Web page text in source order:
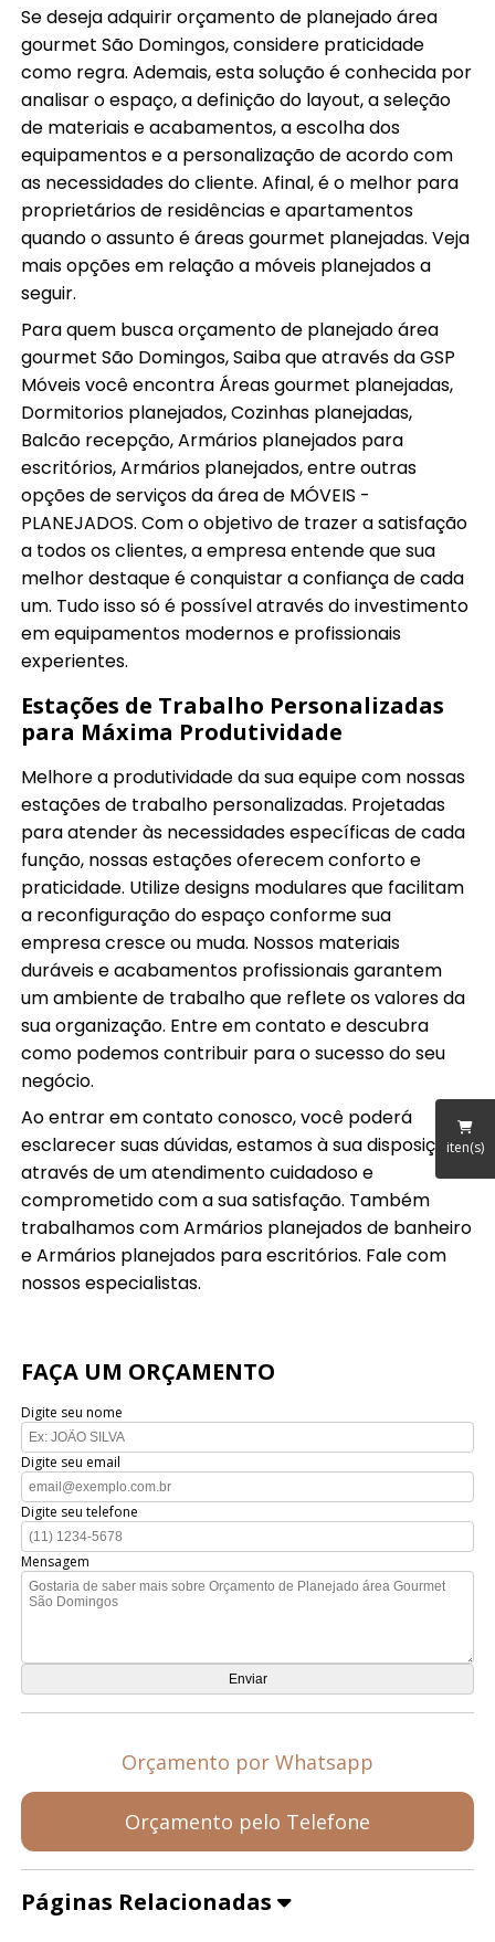
iten(s)
Se deseja adquirir orçamento de planejado área
gourmet São Domingos, considere praticidade
como regra. Ademais, esta solução é conhecida por
analisar o espaço, a definição do layout, a seleção
de materiais e acabamentos, a escolha dos
equipamentos e a personalização de acordo com
as necessidades do cliente. Afinal, é o melhor para
proprietários de residências e apartamentos
quando o assunto é áreas gourmet planejadas. Veja
mais opções em relação a móveis planejados a
seguir.
Para quem busca orçamento de planejado área
gourmet São Domingos, Saiba que através da GSP
Móveis você encontra Áreas gourmet planejadas,
Dormitorios planejados, Cozinhas planejadas,
Balcão recepção, Armários planejados para
escritórios, Armários planejados, entre outras
opções de serviços da área de MÓVEIS -
PLANEJADOS. Com o objetivo de trazer a satisfação
a todos os clientes, a empresa entende que sua
melhor destaque é conquistar a confiança de cada
um. Tudo isso só é possível através do investimento
em equipamentos modernos e profissionais
experientes.
Estações de Trabalho Personalizadas
para Máxima Produtividade
Melhore a produtividade da sua equipe com nossas
estações de trabalho personalizadas. Projetadas
para atender às necessidades específicas de cada
função, nossas estações oferecem conforto e
praticidade. Utilize designs modulares que facilitam
a reconfiguração do espaço conforme sua
empresa cresce ou muda. Nossos materiais
duráveis e acabamentos profissionais garantem
um ambiente de trabalho que reflete os valores da
sua organização. Entre em contato e descubra
como podemos contribuir para o sucesso do seu
negócio.
Ao entrar em contato conosco, você poderá
esclarecer suas dúvidas, estamos à sua disposição,
através de um atendimento cuidadoso e
comprometido com a sua satisfação. Também
trabalhamos com Armários planejados de banheiro
e Armários planejados para escritórios. Fale com
nossos especialistas.
FAÇA UM ORÇAMENTO
Digite seu nome
Digite seu email
Digite seu telefone
Mensagem
Orçamento por Whatsapp
Orçamento pelo Telefone
Páginas Relacionadas